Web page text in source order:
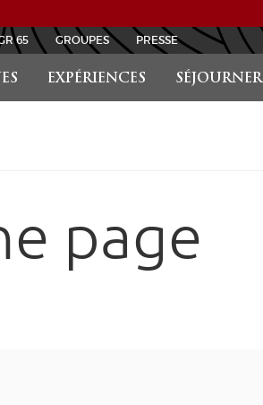
EXPÉRIENCES SÉJOURNER
65 GROUPES PRESSE
page